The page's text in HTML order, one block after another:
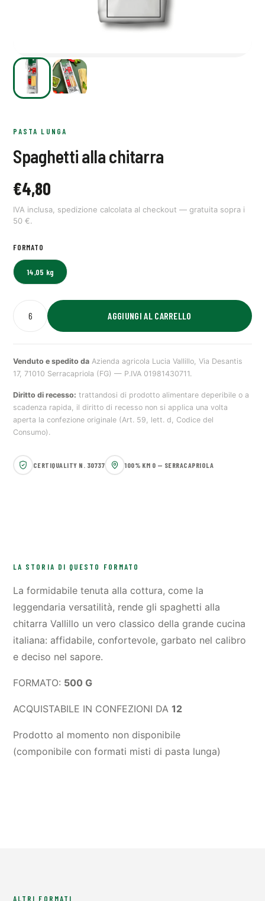
PASTA LUNGA
Spaghetti alla chitarra
€4,80
IVA inclusa, spedizione calcolata al checkout — gratuita sopra i
50 €.
FORMATO
14,05 kg
AGGIUNGI AL CARRELLO
Venduto e spedito da Azienda agricola Lucia Vallillo, Via Desantis
17, 71010 Serracapriola (FG) — P.IVA 01981430711.
Diritto di recesso: trattandosi di prodotto alimentare deperibile o a
scadenza rapida, il diritto di recesso non si applica una volta
aperta la confezione originale (Art. 59, lett. d, Codice del
Consumo).
CERTIQUALITY N. 30737 100% KM 0 — SERRACAPRIOLA
LA STORIA DI QUESTO FORMATO
La formidabile tenuta alla cottura, come la
leggendaria versatilità, rende gli spaghetti alla
chitarra Vallillo un vero classico della grande cucina
italiana: affidabile, confortevole, garbato nel calibro
e deciso nel sapore.
FORMATO: 500 G
ACQUISTABILE IN CONFEZIONI DA 12
Prodotto al momento non disponibile
(componibile con formati misti di pasta lunga)
ALTRI FORMATI